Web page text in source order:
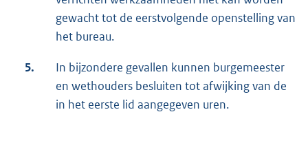
gewacht tot de eerstvolgende openstelling van
het bureau.
5.
In bijzondere gevallen kunnen burgemeester
en wethouders besluiten tot afwijking van de
in het eerste lid aangegeven uren.